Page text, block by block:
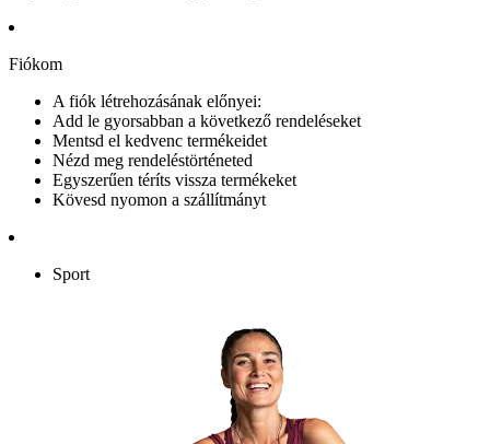
Fiókom
A fiók létrehozásának előnyei:
Add le gyorsabban a következő rendeléseket
Mentsd el kedvenc termékeidet
Nézd meg rendeléstörténeted
Egyszerűen téríts vissza termékeket
Kövesd nyomon a szállítmányt
Sport